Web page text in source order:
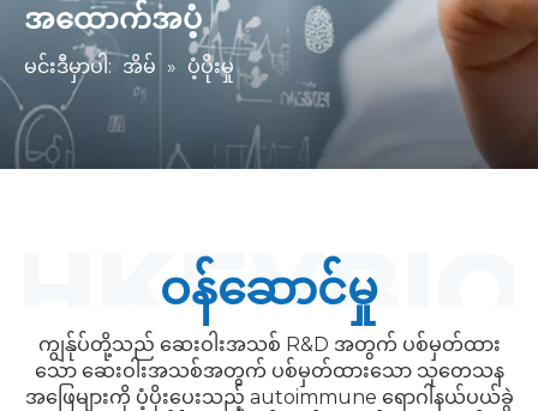
အထောက်အပံ့
မင်းဒီမှာပါ: အိမ် » ပံ့ပိုးမှု
ဝန်ဆောင်မှု
ကျွန်ုပ်တို့သည် ဆေးဝါးအသစ် R&D အတွက် ပစ်မှတ်ထား
သော ဆေးဝါးအသစ်အတွက် ပစ်မှတ်ထားသော သုတေသန
အဖြေများကို ပံ့ပိုးပေးသည့် autoimmune ရောဂါနယ်ပယ်ခွဲ